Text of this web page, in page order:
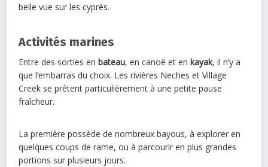
belle vue sur les cyprès.
Activités marines
Entre des sorties enbateau, en canoë et enkayak, il n’y a
que l’embarras du choix. Les rivières Neches et Village
Creek se prêtent particulièrement à une petite pause
fraîcheur.
La première possède de nombreux bayous, à explorer en
quelques coups de rame, ou à parcourir en plus grandes
portions sur plusieurs jours.